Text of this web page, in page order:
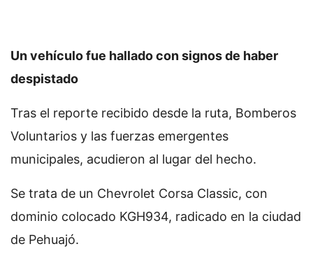
Un vehículo fue hallado con signos de haber
despistado
Tras el reporte recibido desde la ruta, Bomberos
Voluntarios y las fuerzas emergentes
municipales, acudieron al lugar del hecho.
Se trata de un Chevrolet Corsa Classic, con
dominio colocado KGH934, radicado en la ciudad
de Pehuajó.